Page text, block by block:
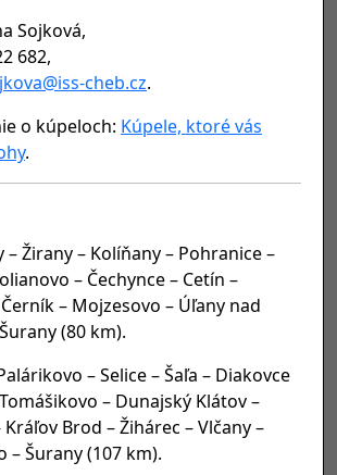
Sojková,
682,
cheb.cz.
o kúpeloch: Kúpele, ktoré vás
.
– Žirany – Kolíňany – Pohranice –
– Čechynce – Cetín –
– Mojzesovo – Úľany nad
(80 km).
– Selice – Šaľa – Diakovce
– Dunajský Klátov –
Kráľov Brod – Žihárec – Vlčany –
– Šurany (107 km).